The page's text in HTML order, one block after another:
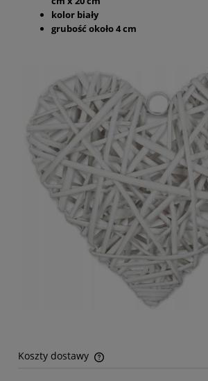
kolor biały
grubość około 4 cm
Koszty dostawy
Cena nie zawiera ewentualnych kosztów